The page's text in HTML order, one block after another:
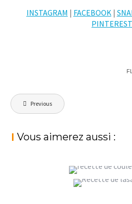
INSTAGRAM | FACEBOOK|
PINTEREST
Navigation
de
Previous
Vous aimerez aussi :
LATTE MACCHIATO,
Petit
PÂTES AUX CHAMPIGNONS